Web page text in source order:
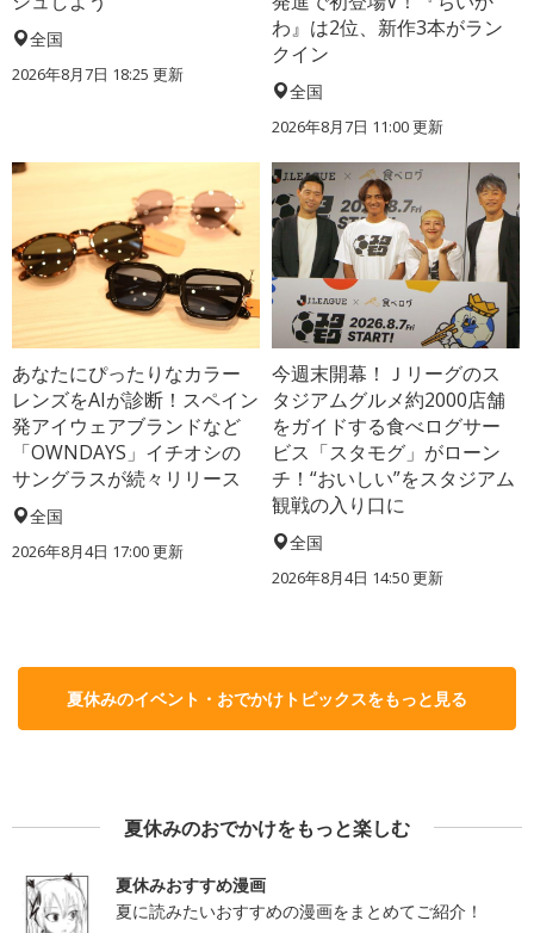
全国
2026年8月7日 18:25 更新
わ』は2位、新作3本がラン
クイン
全国
2026年8月7日 11:00更新
あなたにぴったりなカラー
レンズをAIが診断！スペイン
発アイウェアブランドなど
「OWNDAYS」イチオシの
サングラスが続々リリース
全国
2026年8月4日 17:00更新
今週末開幕！Ｊリーグのス
タジアムグルメ約2000店舗
をガイドする食べログサー
ビス「スタモグ」がローン
チ！“おいしい”をスタジアム
観戦の入り口に
全国
2026年8月4日 14:50更新
夏休みのイベント・おでかけトピックスをもっと見る
夏休みのおでかけをもっと楽しむ
夏休みおすすめ漫画
夏に読みたいおすすめの漫画をまとめてご紹介！